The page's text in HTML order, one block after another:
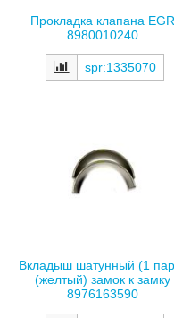
Прокладка клапана EGR
8980010240
spr:1335070
Вкладыш шатунный (1
(желтый) замок к замку
8976163590